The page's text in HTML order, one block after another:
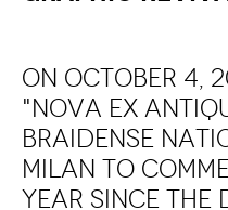
on October 4,
"Nova Ex
Braidense
Milan to
year since the